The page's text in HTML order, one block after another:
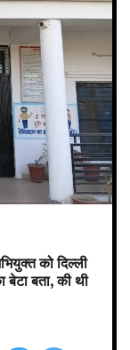
को दिल्ली
बता, की थी